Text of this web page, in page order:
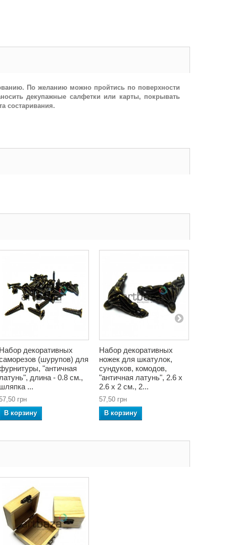
По желанию можно пройтись по поверхности
декупажные салфетки или карты, покрывать
состаривания.
Набор декоративных
(шурупов) для
"античная
латунь", длина - 0.8 см.,
шляпка ...
грн
В корзину
Набор декоративных
ножек для шкатулок,
сундуков, комодов,
"античная латунь", 2.6 x
2.6 x 2 см., 2...
57,50 грн
В корзину